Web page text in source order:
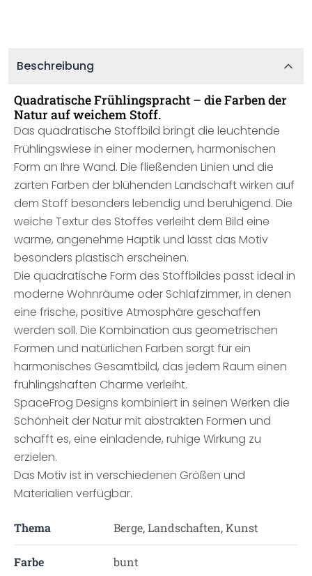
Beschreibung
Quadratische Frühlingspracht – die Farben der
Natur auf weichem Stoff.
Das quadratische Stoffbild bringt die leuchtende
Frühlingswiese in einer modernen, harmonischen
Form an Ihre Wand. Die fließenden Linien und die
zarten Farben der blühenden Landschaft wirken auf
dem Stoff besonders lebendig und beruhigend. Die
weiche Textur des Stoffes verleiht dem Bild eine
warme, angenehme Haptik und lässt das Motiv
besonders plastisch erscheinen.
Die quadratische Form des Stoffbildes passt ideal in
moderne Wohnräume oder Schlafzimmer, in denen
eine frische, positive Atmosphäre geschaffen
werden soll. Die Kombination aus geometrischen
Formen und natürlichen Farben sorgt für ein
harmonisches Gesamtbild, das jedem Raum einen
frühlingshaften Charme verleiht.
SpaceFrog Designs kombiniert in seinen Werken die
Schönheit der Natur mit abstrakten Formen und
schafft es, eine einladende, ruhige Wirkung zu
erzielen.
Das Motiv ist in verschiedenen Größen und
Materialien verfügbar.
Thema Berge, Landschaften, Kunst
Farbe bunt